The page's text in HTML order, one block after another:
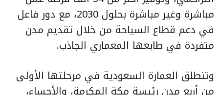
مباشرة وغير مباشرة بحلول 2030، مع دور فاعل
في دعم قطاع السياحة من خلال تقديم مدن
متفردة في طابعها المعماري الجاذب.
وتنطلق العمارة السعودية في مرحلتها الأولى
من أربع مدن رئيسة مكة المكرمة، والأحساء،